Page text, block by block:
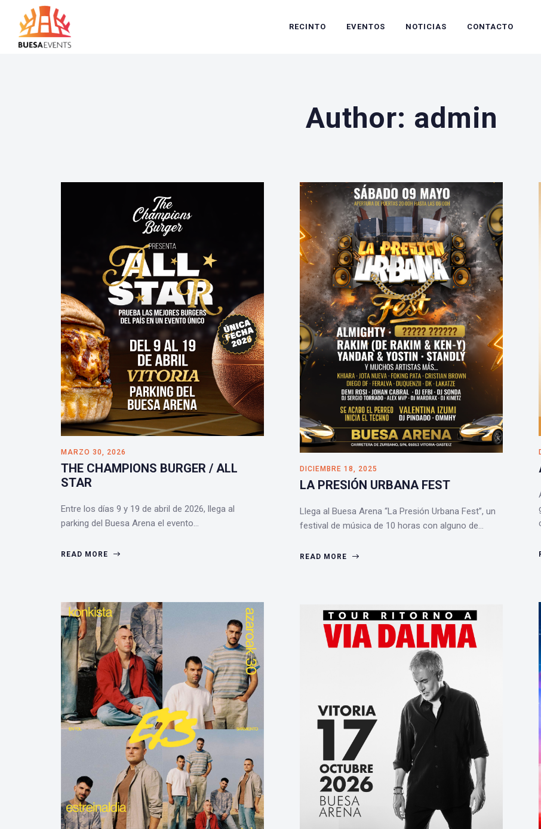
RECINTO EVENTOS NOTICIAS CONTACTO
Author: admin
MARZO 30, 2026
THE CHAMPIONS BURGER / ALL
STAR
Entre los días 9 y 19 de abril de 2026, llega al
parking del Buesa Arena el evento…
READ MORE
DICIEMBRE 18, 2025
LA PRESIÓN URBANA FEST
Llega al Buesa Arena “La Presión Urbana Fest”, un
festival de música de 10 horas con alguno de…
READ MORE